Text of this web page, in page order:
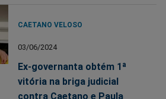
CAETANO VELOSO
03/06/2024
Ex-governanta obtém 1ª
vitória na briga judicial
contra Caetano e Paula